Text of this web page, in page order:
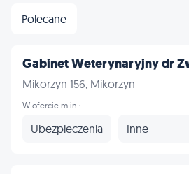
Polecane
Gabinet Weterynaryjny dr
Mikorzyn 156, Mikorzyn
W ofercie m.in.:
Ubezpieczenia Inne